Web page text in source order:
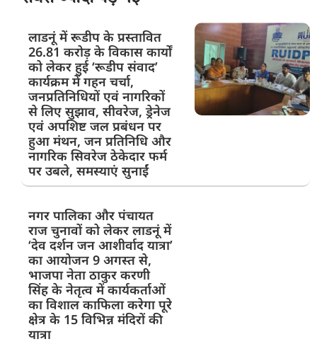
लाडनूं में रूडीप के प्रस्तावित
26.81 करोड़ के विकास कार्यों
को लेकर हुई ‘रूडीप संवाद’
कार्यक्रम में गहन चर्चा,
जनप्रतिनिधियों एवं नागरिकों
से लिए सुझाव, सीवरेज, ड्रेनेज
एवं अपशिष्ट जल प्रबंधन पर
हुआ मंथन, जन प्रतिनिधि और
नागरिक सिवरेज ठेकेदार फर्म
पर उबले, समस्याएं सुनाईं
नगर पालिका और पंचायत
राज चुनावों को लेकर लाडनूं में
‘देव दर्शन जन आशीर्वाद यात्रा’
का आयोजन 9 अगस्त से,
भाजपा नेता ठाकुर करणी
सिंह के नेतृत्व में कार्यकर्ताओं
का विशाल काफिला करेगा पूरे
क्षेत्र के 15 विभिन्न मंदिरों की
यात्रा